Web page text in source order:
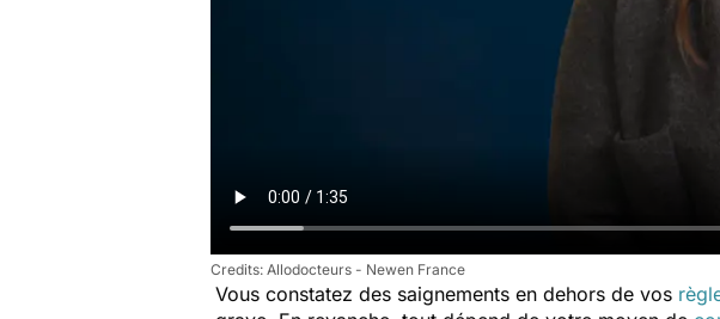
Allodocteurs - Newen France
Vous constatez des saignements en dehors de vos